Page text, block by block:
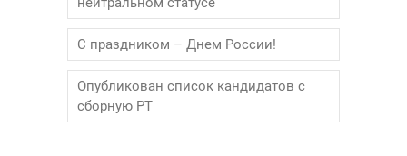
С праздником – Днем России!
Опубликован список кандидатов с
сборную РТ